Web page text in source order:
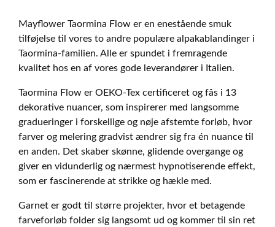
Mayflower Taormina Flow er en enestående smuk
tilføjelse til vores to andre populære alpakablandinger i
Taormina-familien. Alle er spundet i fremragende
kvalitet hos en af vores gode leverandører i Italien.
Taormina Flow er OEKO-Tex certificeret og fås i 13
dekorative nuancer, som inspirerer med langsomme
gradueringer i forskellige og nøje afstemte forløb, hvor
farver og melering gradvist ændrer sig fra én nuance til
en anden. Det skaber skønne, glidende overgange og
giver en vidunderlig og nærmest hypnotiserende effekt,
som er fascinerende at strikke og hækle med.
Garnet er godt til større projekter, hvor et betagende
farveforløb folder sig langsomt ud og kommer til sin ret